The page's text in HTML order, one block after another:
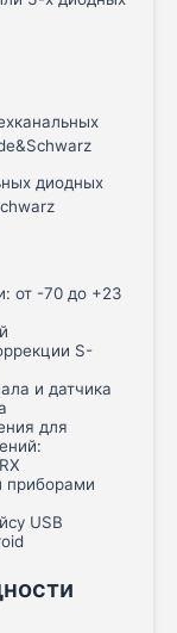
диодных
от -70 до +23
S-
и датчика
для
приборами
USB